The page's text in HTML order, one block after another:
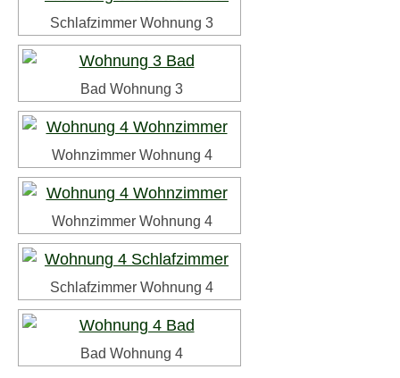
Schlafzimmer Wohnung 3
Bad Wohnung 3
Wohnzimmer Wohnung 4
Wohnzimmer Wohnung 4
Schlafzimmer Wohnung 4
Bad Wohnung 4